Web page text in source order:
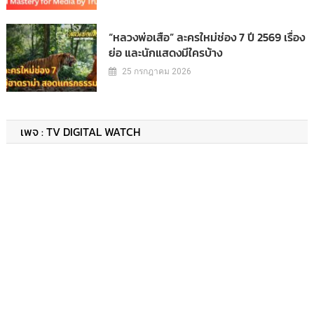
“หลวงพ่อเสือ” ละครใหม่ช่อง 7 ปี 2569 เรื่อง
ย่อ และนักแสดงมีใครบ้าง
25 กรกฎาคม 2026
เพจ : TV DIGITAL WATCH